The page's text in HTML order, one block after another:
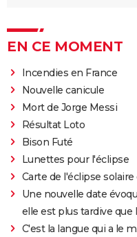
EN CE MOMENT
Incendies en France
Nouvelle canicule
Mort de Jorge Messi
Résultat Loto
Bison Futé
Lunettes pour l'éclipse
Carte de l'éclipse solaire
Une nouvelle date
elle est plus tardive que
C'est la langue qui a le